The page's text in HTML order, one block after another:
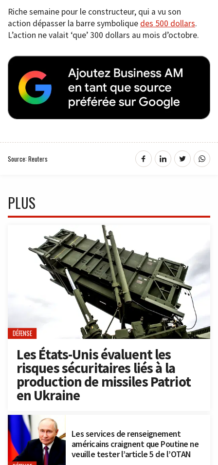
Riche semaine pour le constructeur, qui a vu son
action dépasser la barre symbolique des 500 dollars.
L’action ne valait ‘que’ 300 dollars au mois d’octobre.
Source: Reuters
PLUS
DÉFENSE
Les États-Unis évaluent les
risques sécuritaires liés à la
production de missiles Patriot
en Ukraine
Les services de renseignement
américains craignent que Poutine ne
veuille tester l’article 5 de l’OTAN